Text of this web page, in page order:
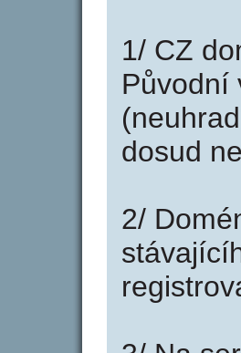
1/ CZ
Původní
dosud
2/